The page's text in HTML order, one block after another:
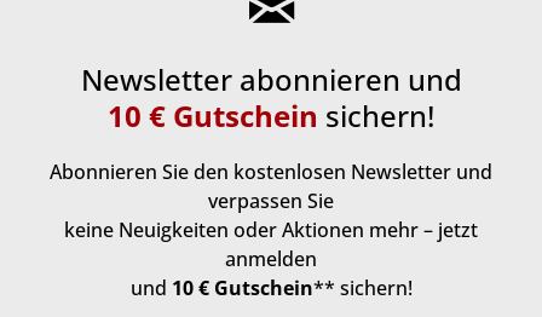
Newsletter abonnieren und
10 € Gutschein sichern!
Abonnieren Sie den kostenlosen Newsletter und
verpassen Sie
keine Neuigkeiten oder Aktionen mehr – jetzt
anmelden
und 10 € Gutschein** sichern!